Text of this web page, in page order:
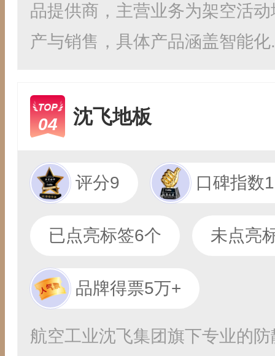
品提供商，主营业务为架空活
产与销售，具体产品涵盖智能化
04 沈飞地板
评分9 口碑指数
已点亮标签6个 未点亮
品牌得票5万+
航空工业沈飞集团旗下专业的